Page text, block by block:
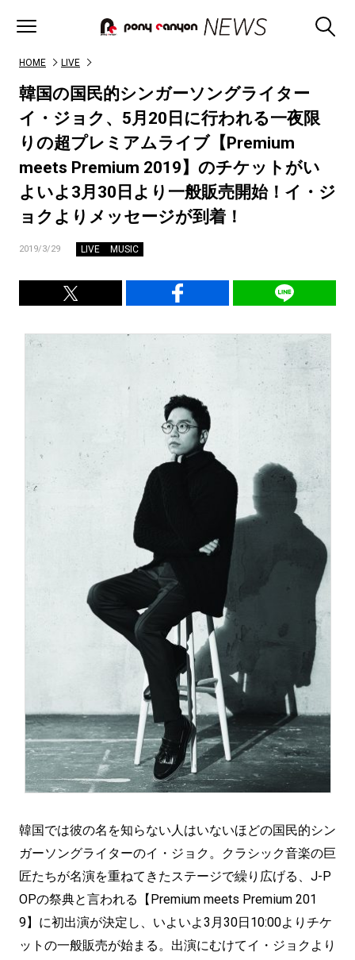
HOME LIVE
韓国の国民的シンガーソングライター
イ・ジョク、5月20日に行われる一夜限
りの超プレミアムライブ【Premium
meets Premium 2019】のチケットがい
よいよ3月30日より一般販売開始！イ・ジ
ョクよりメッセージが到着！
2019/3/29 LIVE MUSIC
韓国では彼の名を知らない人はいないほどの国民的シン
ガーソングライターのイ・ジョク。クラシック音楽の巨
匠たちが名演を重ねてきたステージで繰り広げる、J-P
OPの祭典と言われる【Premium meets Premium 201
9】に初出演が決定し、いよいよ3月30日10:00よりチケ
ットの一般販売が始まる。出演にむけてイ・ジョクより